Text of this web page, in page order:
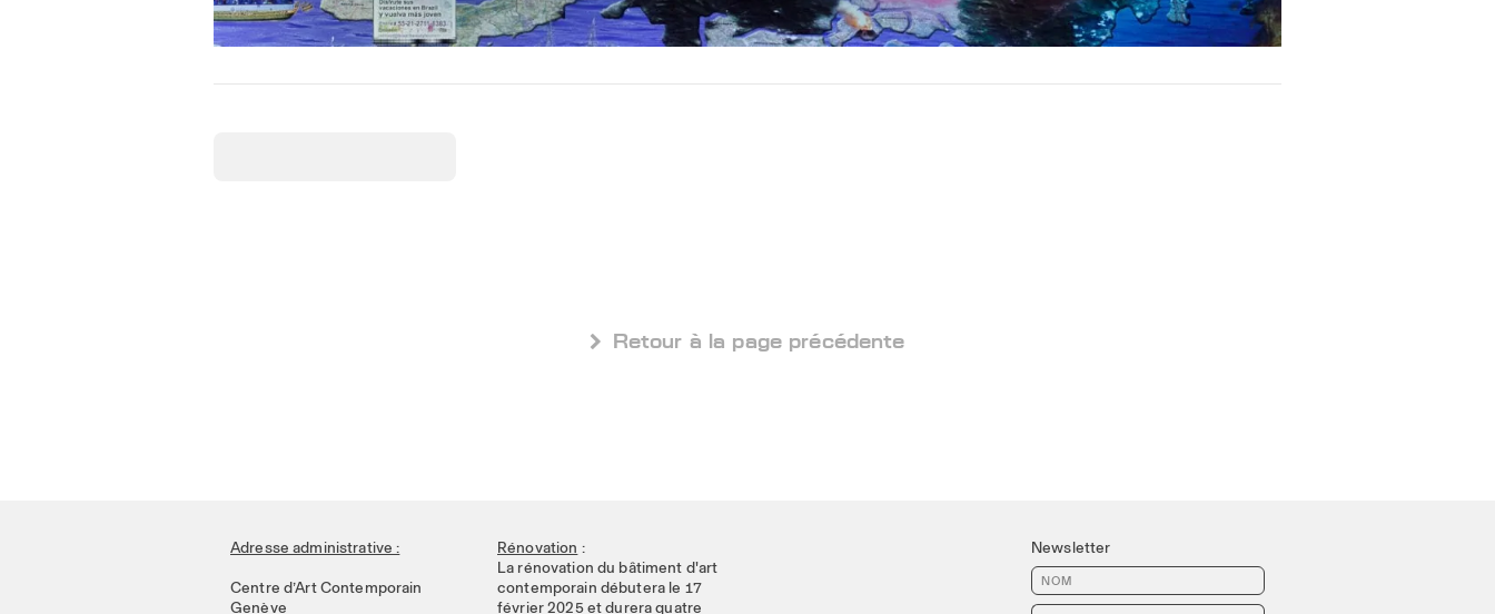
 Retour à la page précédente
Adresse administrative :
Centre d’Art Contemporain
Genève
Rénovation :
La rénovation du bâtiment d'art
contemporain débutera le 17
février 2025 et durera quatre
Newsletter